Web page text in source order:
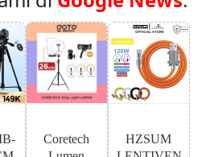
Coretech
HZSUM